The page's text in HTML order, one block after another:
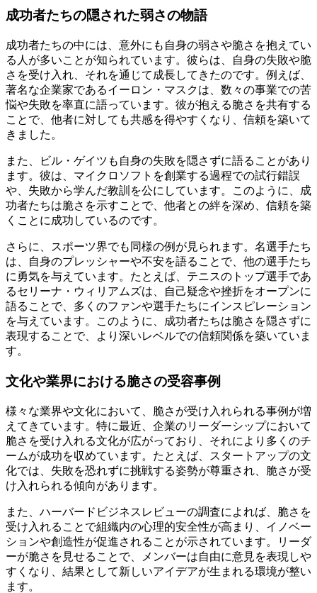
成功者たちの隠された弱さの物語
成功者たちの中には、意外にも自身の弱さや脆さを抱えてい
る人が多いことが知られています。彼らは、自身の失敗や脆
さを受け入れ、それを通じて成長してきたのです。例えば、
著名な企業家であるイーロン・マスクは、数々の事業での苦
悩や失敗を率直に語っています。彼が抱える脆さを共有する
ことで、他者に対しても共感を得やすくなり、信頼を築いて
きました。
また、ビル・ゲイツも自身の失敗を隠さずに語ることがあり
ます。彼は、マイクロソフトを創業する過程での試行錯誤
や、失敗から学んだ教訓を公にしています。このように、成
功者たちは脆さを示すことで、他者との絆を深め、信頼を築
くことに成功しているのです。
さらに、スポーツ界でも同様の例が見られます。名選手たち
は、自身のプレッシャーや不安を語ることで、他の選手たち
に勇気を与えています。たとえば、テニスのトップ選手であ
るセリーナ・ウィリアムズは、自己疑念や挫折をオープンに
語ることで、多くのファンや選手たちにインスピレーション
を与えています。このように、成功者たちは脆さを隠さずに
表現することで、より深いレベルでの信頼関係を築いていま
す。
文化や業界における脆さの受容事例
様々な業界や文化において、脆さが受け入れられる事例が増
えてきています。特に最近、企業のリーダーシップにおいて
脆さを受け入れる文化が広がっており、それにより多くのチ
ームが成功を収めています。たとえば、スタートアップの文
化では、失敗を恐れずに挑戦する姿勢が尊重され、脆さが受
け入れられる傾向があります。
また、ハーバードビジネスレビューの調査によれば、脆さを
受け入れることで組織内の心理的安全性が高まり、イノベー
ションや創造性が促進されることが示されています。リーダ
ーが脆さを見せることで、メンバーは自由に意見を表現しや
すくなり、結果として新しいアイデアが生まれる環境が整い
ます。